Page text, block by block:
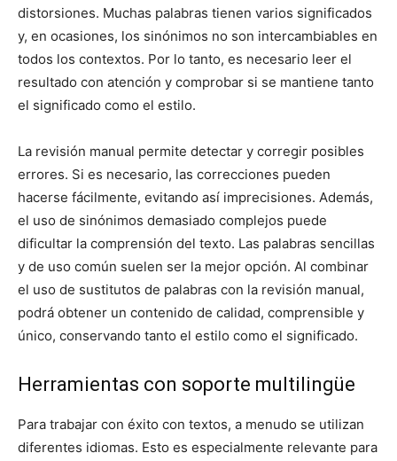
distorsiones. Muchas palabras tienen varios significados
y, en ocasiones, los sinónimos no son intercambiables en
todos los contextos. Por lo tanto, es necesario leer el
resultado con atención y comprobar si se mantiene tanto
el significado como el estilo.
La revisión manual permite detectar y corregir posibles
errores. Si es necesario, las correcciones pueden
hacerse fácilmente, evitando así imprecisiones. Además,
el uso de sinónimos demasiado complejos puede
dificultar la comprensión del texto. Las palabras sencillas
y de uso común suelen ser la mejor opción. Al combinar
el uso de sustitutos de palabras con la revisión manual,
podrá obtener un contenido de calidad, comprensible y
único, conservando tanto el estilo como el significado.
Herramientas con soporte multilingüe
Para trabajar con éxito con textos, a menudo se utilizan
diferentes idiomas. Esto es especialmente relevante para